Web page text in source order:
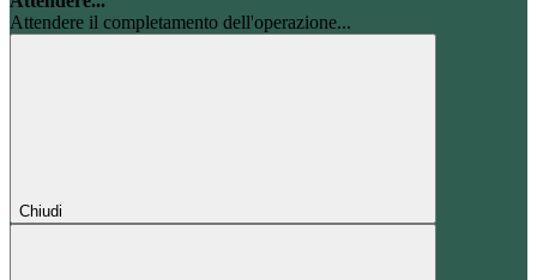
Attendere il completamento dell'operazione...
Chiudi